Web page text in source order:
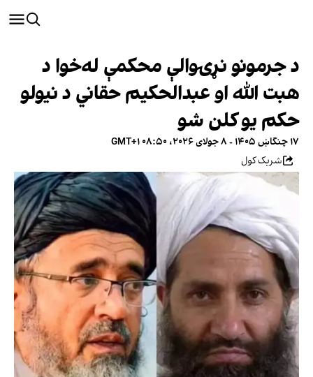
د جرمونو نړۍوالې محکمې له‌خوا د
هبت الله او عبدالحکیم حقاني د نیولو
حکم یو کلن شو
۱۷ چنگاښ ۱۴۰۵ - ۸ جولای ۲۰۲۶، ۰۸:۵۰ GMT+۱
شریک کول